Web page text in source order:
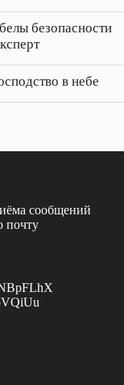
безопасности
в небе
сообщений
почту